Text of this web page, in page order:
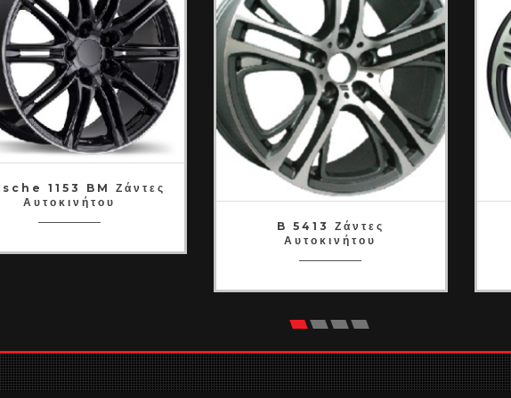
1153 BM Ζάντες
Αυτοκινήτου
B 5413 Ζάντες
Αυτοκινήτου